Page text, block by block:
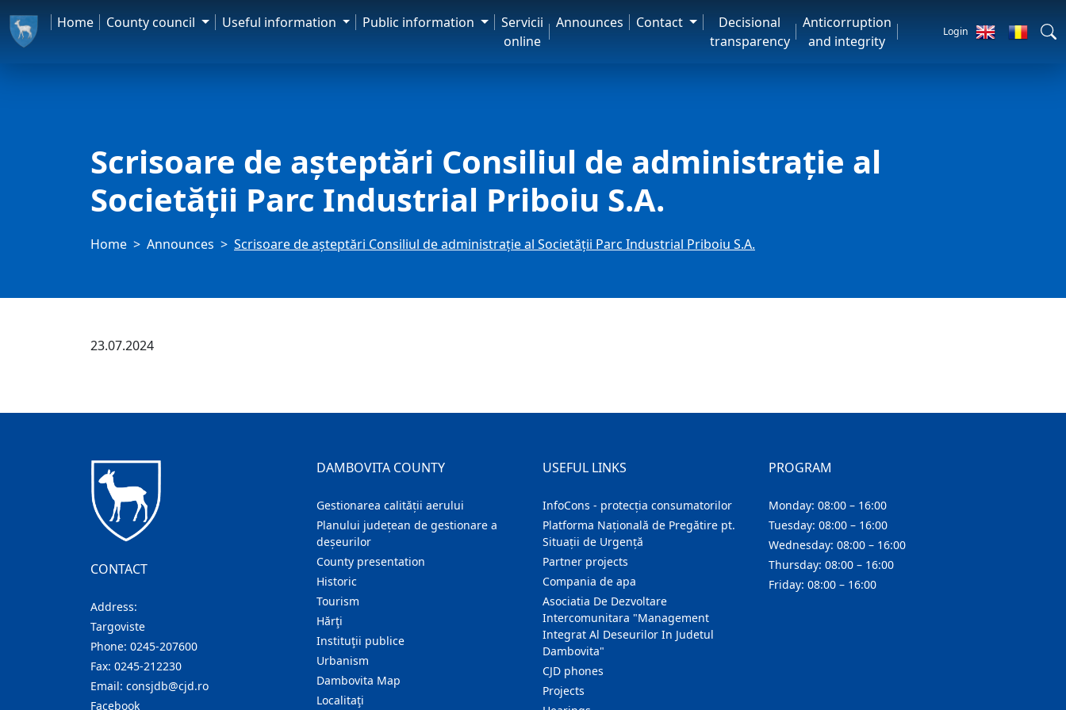
Home County council Useful information Public information
Servicii
online
Announces Contact
Decisional
transparency
Anticorruption
and integrity
Login
Scrisoare de așteptări Consiliul de administrație al
Societății Parc Industrial Priboiu S.A.
Home Announces Scrisoare de așteptări Consiliul de administrație al Societății Parc Industrial Priboiu S.A.
23.07.2024
CONTACT
Address:
Targoviste
Phone: 0245-207600
Fax: 0245-212230
Email: consjdb@cjd.ro
Facebook
DAMBOVITA COUNTY
Gestionarea calității aerului
Planului județean de gestionare a
deșeurilor
County presentation
Historic
Tourism
Hărţi
Instituţii publice
Urbanism
Dambovita Map
Localitaţi
USEFUL LINKS
InfoCons - protecția consumatorilor
Platforma Națională de Pregătire pt.
Situații de Urgență
Partner projects
Compania de apa
Asociatia De Dezvoltare
Intercomunitara "Management
Integrat Al Deseurilor In Judetul
Dambovita"
CJD phones
Projects
PROGRAM
Monday: 08:00 – 16:00
Tuesday: 08:00 – 16:00
Wednesday: 08:00 – 16:00
Thursday: 08:00 – 16:00
Friday: 08:00 – 16:00